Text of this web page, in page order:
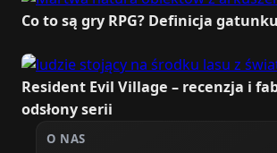
Co to są gry RPG? Definicja
Resident Evil Village – recenzja i
odsłony serii
O NAS